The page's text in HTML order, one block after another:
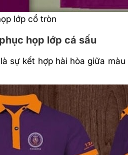
lớp cổ tròn
họp lớp cá sấu
sự kết hợp hài hòa giữa